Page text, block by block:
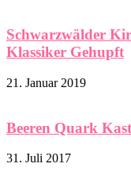
Schwarzwälder
Klassiker Gehupft
21. Januar 2019
Beeren Quark
31. Juli 2017